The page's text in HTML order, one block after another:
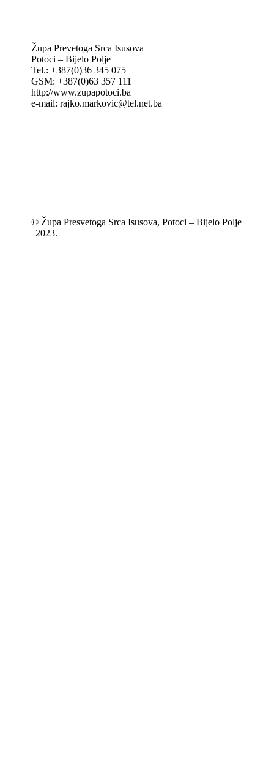
Župa Prevetoga Srca Isusova
Potoci – Bijelo Polje
Tel.: +387(0)36 345 075
GSM: +387(0)63 357 111
http://www.zupapotoci.ba
e-mail: rajko.markovic@tel.net.ba
© Župa Presvetoga Srca Isusova, Potoci – Bijelo Polje
| 2023.